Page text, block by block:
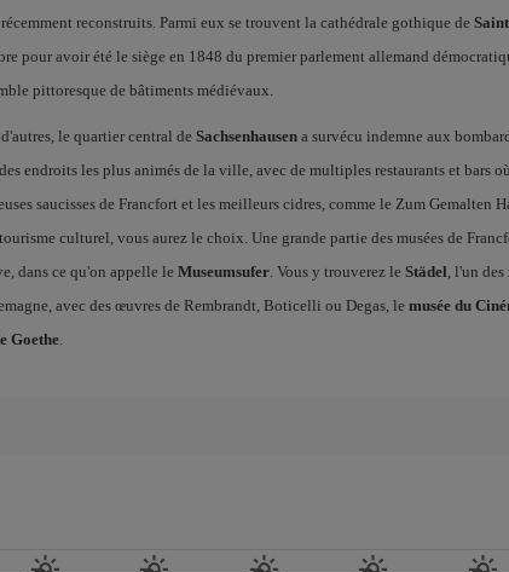
reconstruits. Parmi eux se trouvent la cathédrale gothique de
pour avoir été le siège en 1848 du premier parlement allemand
pittoresque de bâtiments médiévaux.
le quartier central de Sachsenhausena survécu indemne aux
endroits les plus animés de la ville, avec de multiples restaurants et bars
saucisses de Francfort et les meilleurs cidres, comme le Zum Gemalten
culturel, vous aurez le choix. Une grande partie des musées de
dans ce qu'on appelle le Museumsufer. Vous y trouverez le Städel, l'un des
avec des œuvres de Rembrandt, Boticelli ou Degas, le musée du
Goethe.